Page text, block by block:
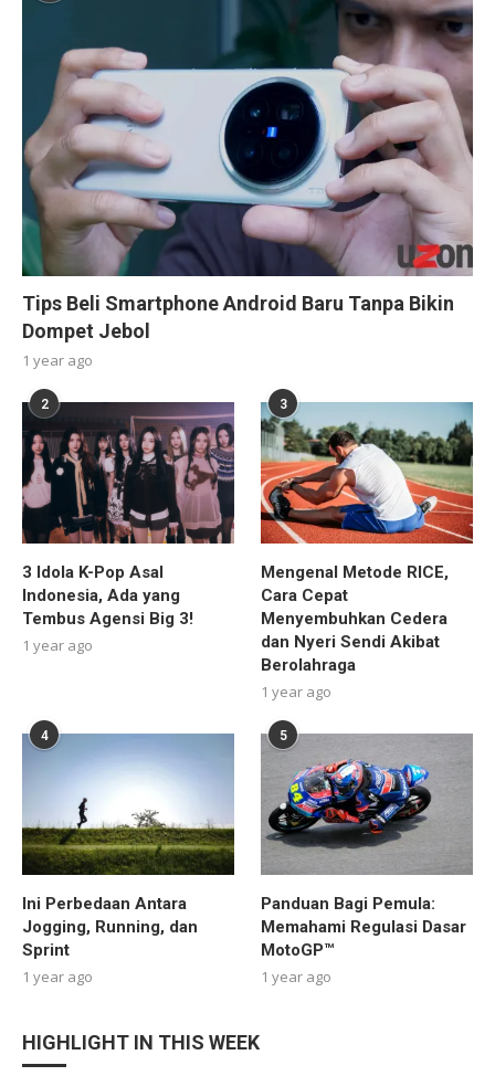
Tips Beli Smartphone Android Baru Tanpa Bikin
Dompet Jebol
1 year ago
2
3 Idola K-Pop Asal
Indonesia, Ada yang
Tembus Agensi Big 3!
1 year ago
3
Mengenal Metode RICE,
Cara Cepat
Menyembuhkan Cedera
dan Nyeri Sendi Akibat
Berolahraga
1 year ago
4
Ini Perbedaan Antara
Jogging, Running, dan
Sprint
1 year ago
5
Panduan Bagi Pemula:
Memahami Regulasi Dasar
MotoGP™
1 year ago
HIGHLIGHT IN THIS WEEK